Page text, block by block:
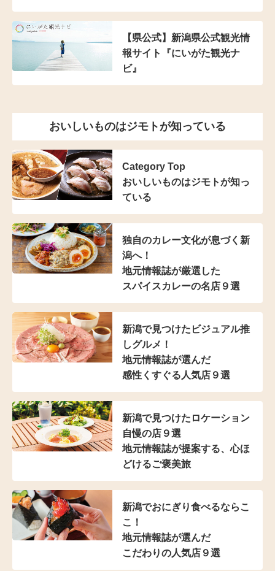
【県公式】新潟県公式観光情
報サイト『にいがた観光ナ
ビ』
おいしいものはジモトが知っている
Category Top
おいしいものはジモトが知っ
ている
独自のカレー文化が息づく新
潟へ！
地元情報誌が厳選した
スパイスカレーの名店９選
新潟で見つけた ビジュアル推
しグルメ！
地元情報誌が選んだ
感性くすぐる人気店９選
新潟で見つけた ロケーション
自慢の店９選
地元情報誌が提案する、心ほ
どけるご褒美旅
新潟でおにぎり食べるならこ
こ！
地元情報誌が選んだ
こだわりの人気店９選